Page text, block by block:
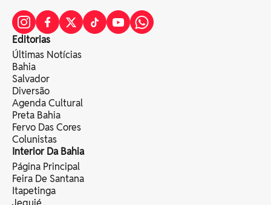
Editorias
Últimas Notícias
Bahia
Salvador
Diversão
Agenda Cultural
Preta Bahia
Fervo Das Cores
Colunistas
Interior Da Bahia
Página Principal
Feira De Santana
Itapetinga